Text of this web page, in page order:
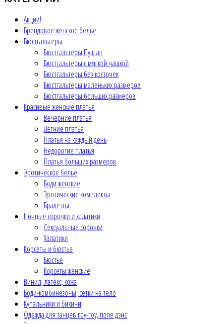
Акции!
Брендовое женское белье
Бюстгальтеры
Бюстгальтеры Пуш ап
Бюстгальтеры с мягкой чашкой
Бюстгальтеры без косточек
Бюстгальтеры маленьких размеров
Бюстгальтеры больших размеров
Красивые женские платья
Вечерние платья
Летние платья
Платья на каждый день
Недорогие платья
Платья больших размеров
Эротическое белье
Боди женские
Эротические комплекты
Бралетты
Ночные сорочки и халатики
Сексуальные сорочки
Халатики
Корсеты и бюстье
Бюстье
Корсеты женские
Винил, латекс, кожа
Боди-комбинезоны, сетки на тело
Купальники и бикини
Одежда для танцев гоу-гоу, поле дэнс